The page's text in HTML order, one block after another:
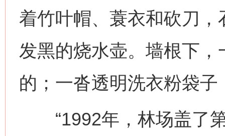
着竹叶帽、蓑衣和砍刀
发黑的烧水壶。墙根下
的；一沓透明洗衣粉袋
“1992年，林场盖了第